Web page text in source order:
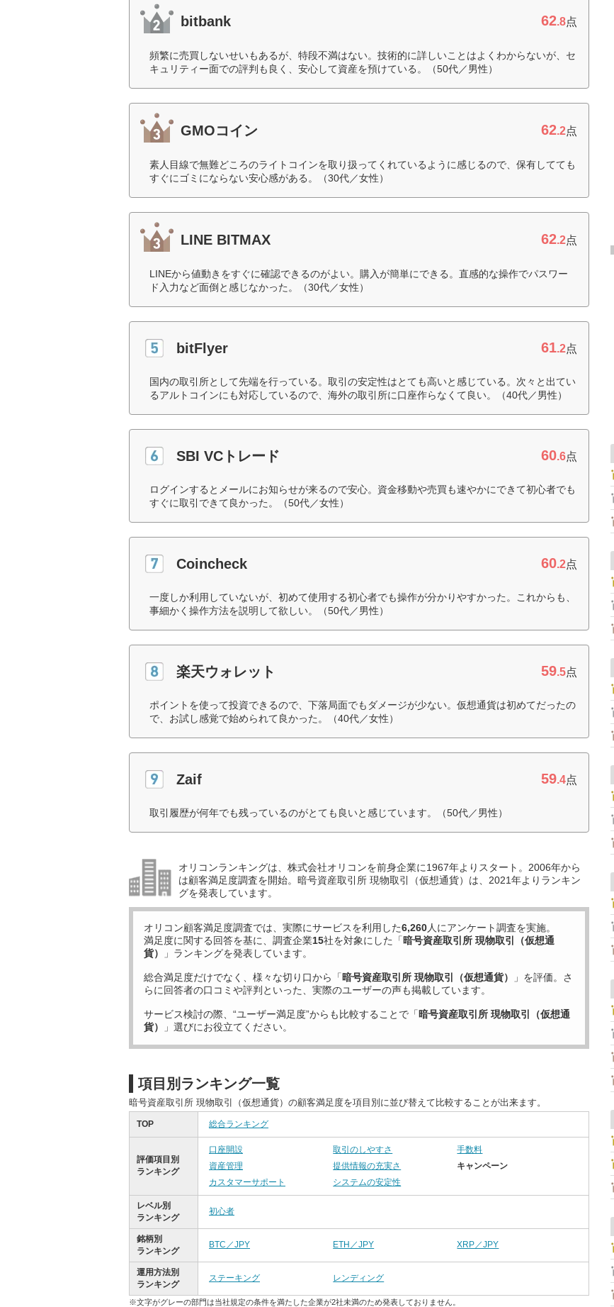
bitbank 62.8点
頻繁に売買しないせいもあるが、特段不満はない。技術的に詳しいことはよくわからないが、セ
キュリティー面での評判も良く、安心して資産を預けている。（50代／男性）
GMOコイン 62.2点
素人目線で無難どころのライトコインを取り扱ってくれているように感じるので、保有してても
すぐにゴミにならない安心感がある。（30代／女性）
LINE BITMAX 62.2点
LINEから値動きをすぐに確認できるのがよい。購入が簡単にできる。直感的な操作でパスワー
ド入力など面倒と感じなかった。（30代／女性）
bitFlyer 61.2点
国内の取引所として先端を行っている。取引の安定性はとても高いと感じている。次々と出てい
るアルトコインにも対応しているので、海外の取引所に口座作らなくて良い。（40代／男性）
SBI VCトレード 60.6点
ログインするとメールにお知らせが来るので安心。資金移動や売買も速やかにできて初心者でも
すぐに取引できて良かった。（50代／女性）
Coincheck 60.2点
一度しか利用していないが、初めて使用する初心者でも操作が分かりやすかった。これからも、
事細かく操作方法を説明して欲しい。（50代／男性）
楽天ウォレット 59.5点
ポイントを使って投資できるので、下落局面でもダメージが少ない。仮想通貨は初めてだったの
で、お試し感覚で始められて良かった。（40代／女性）
Zaif 59.4点
取引履歴が何年でも残っているのがとても良いと感じています。（50代／男性）
オリコンランキングは、株式会社オリコンを前身企業に1967年よりスタート。2006年から
は顧客満足度調査を開始。暗号資産取引所 現物取引（仮想通貨）は、2021年よりランキン
グを発表しています。
オリコン顧客満足度調査では、実際にサービスを利用した6,260人にアンケート調査を実施。
満足度に関する回答を基に、調査企業15社を対象にした「暗号資産取引所 現物取引（仮想通
貨）
」ランキングを発表しています。
総合満足度だけでなく、様々な切り口から「暗号資産取引所 現物取引（仮想通貨）
」を評価。さ
らに回答者の口コミや評判といった、実際のユーザーの声も掲載しています。
サービス検討の際、“ユーザー満足度”からも比較することで「暗号資産取引所 現物取引（仮想通
貨）
」選びにお役立てください。
項目別ランキング一覧
暗号資産取引所 現物取引（仮想通貨）の顧客満足度を項目別に並び替えて比較することが出来ます。
TOP 総合ランキング
評価項目別
ランキング
口座開設 取引のしやすさ
手数料
資産管理
提供情報の充実さ
キャンペーン
カスタマーサポート
システムの安定性
レベル別
ランキング
初心者
銘柄別
ランキング
BTC／JPY ETH／JPY XRP／JPY
運用方法別
ランキング
ステーキング レンディング
※文字がグレーの部門は当社規定の条件を満たした企業が2社未満のため発表しておりません。